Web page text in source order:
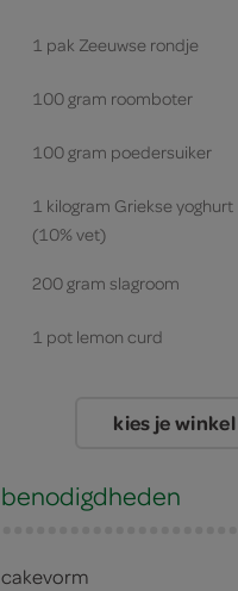
1 pak Zeeuwse rondje
100 gram roomboter
100 gram poedersuiker
1 kilogram Griekse yoghurt
(10% vet)
200 gram slagroom
1 pot lemon curd
kies je winkel
benodigdheden
cakevorm